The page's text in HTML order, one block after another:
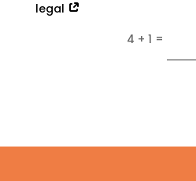
legal
4 + 1 =